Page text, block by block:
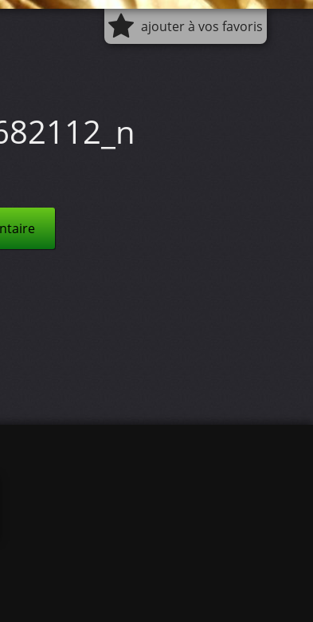
ajouter à vos favoris